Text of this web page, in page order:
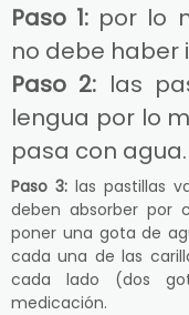
Paso 1: por lo
no debe haber
Paso 2: las
lengua por lo
pasa con agua.
Paso 3:las pastillas
deben absorber por
poner una gota de
cada una de las
cada lado (dos
medicación.